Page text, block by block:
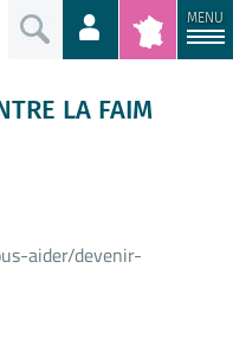
MENU
LA FAIM
aider/devenir-